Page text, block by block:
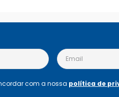
com a nossa política de